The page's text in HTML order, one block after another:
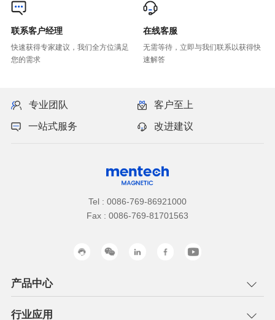
联系客户经理
您的需求
在线客服
速解答
专业团队 客户至上
一站式服务 改进建议
Tel : 0086-769-86921000
Fax : 0086-769-81701563
产品中心
行业应用